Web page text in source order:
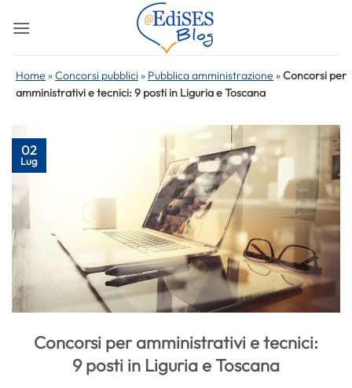
Home »Concorsi pubblici » Pubblica amministrazione »Concorsi per
amministrativi e tecnici: 9 posti in Liguria e Toscana
02
Lug
Concorsi per amministrativi e tecnici:
9 posti in Liguria e Toscana